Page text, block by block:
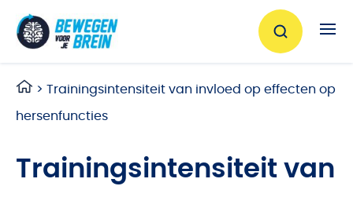
> Trainingsintensiteit van invloed op effecten op
hersenfuncties
Trainingsintensiteit van